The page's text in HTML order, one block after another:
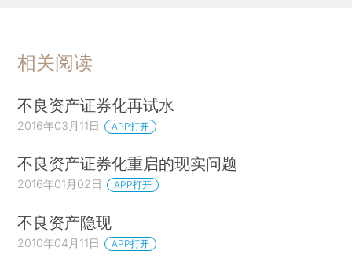
相关阅读
不良资产证券化再试水
2016年03月11日 APP打开
不良资产证券化重启的现实问题
2016年01月02日 APP打开
不良资产隐现
2010年04月11日 APP打开